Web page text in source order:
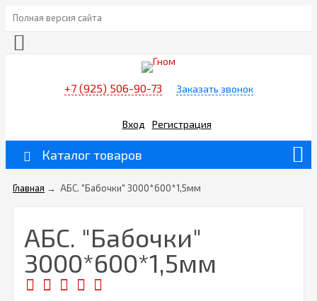
Полная версия сайта
+7 (925) 506-90-73 Заказать звонок
Вход Регистрация
Каталог товаров
Главная → АБС. "Бабочки" 3000*600*1,5мм
АБС. "Бабочки"
3000*600*1,5мм